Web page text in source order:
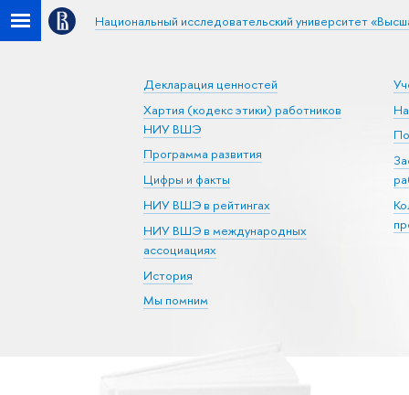
Национальный исследовательский университет
Декларация ценностей
Хартия (кодекс этики) работников
НИУ ВШЭ
Программа развития
Цифры и факты
НИУ ВШЭ в рейтингах
НИУ ВШЭ в международных
ассоциациях
История
Мы помним